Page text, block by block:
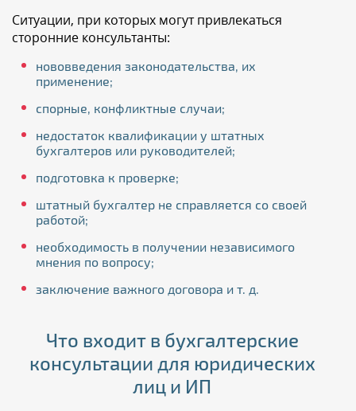
Ситуации, при которых могут привлекаться
сторонние консультанты:
нововведения законодательства, их
применение;
спорные, конфликтные случаи;
недостаток квалификации у штатных
бухгалтеров или руководителей;
подготовка к проверке;
штатный бухгалтер не справляется со своей
работой;
необходимость в получении независимого
мнения по вопросу;
заключение важного договора и т. д.
Что входит в бухгалтерские
консультации для юридических
лиц и ИП